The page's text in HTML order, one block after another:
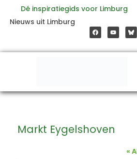
inhoud
Dé inspiratiegids voor Limburg
Nieuws uit Limburg
a
c
e
o
o
o
u
t
b
e
Markt Eygelshoven
«